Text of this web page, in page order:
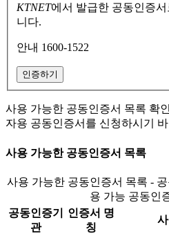
KTNET에서 발급한 공동인증서
니다.
안내 1600-1522
인증하기
사용 가능한 공동인증서 목록 확
자용 공동인증서를 신청하시기
사용 가능한 공동인증서 목록
사용 가능한 공동인증서 목록 -
용 가능 공동인
공동인증기
관
인증서 명
칭